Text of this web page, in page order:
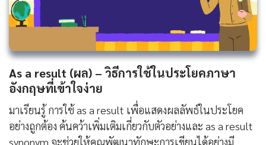
As a result (ผล) – วิธีการใช้ในประโยคภาษา
อังกฤษที่เข้าใจง่าย
มาเรียนรู้ การใช้ as a result เพื่อแสดงผลลัพธ์ในประโยค
อย่างถูกต้อง ค้นคว้าเพิ่มเติมเกี่ยวกับตัวอย่างและ as a result
synonym จะช่วยให้คุณพัฒนาทักษะการเขียนได้อย่างมี